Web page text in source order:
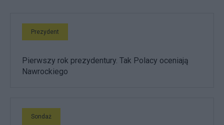
Prezydent
Pierwszy rok prezydentury. Tak Polacy oceniają
Nawrockiego
Sondaż